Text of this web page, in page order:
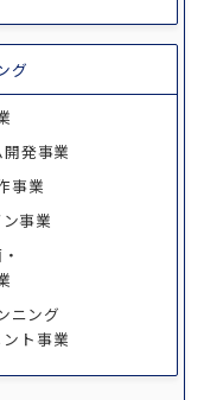
グ
発事業
事業
事業
ニング
ト事業